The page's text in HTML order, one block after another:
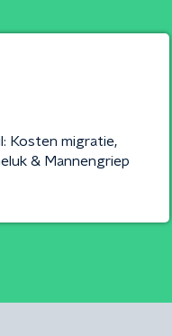
Kosten migratie,
& Mannengriep